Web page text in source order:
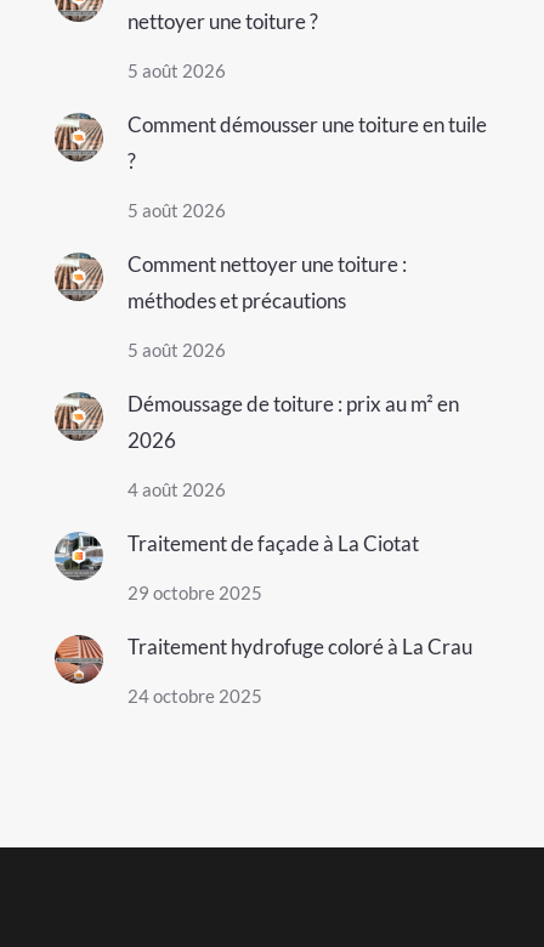
nettoyer une toiture ?
5 août 2026
Comment démousser une toiture en tuile
?
5 août 2026
Comment nettoyer une toiture :
méthodes et précautions
5 août 2026
Démoussage de toiture : prix au m² en
2026
4 août 2026
Traitement de façade à La Ciotat
29 octobre 2025
Traitement hydrofuge coloré à La Crau
24 octobre 2025